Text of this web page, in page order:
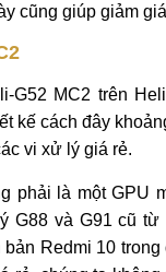
cũng giúp giảm
G52 MC2 trên
kế cách đây
vi xử lý giá rẻ.
phải là một GPU
G88 và G91 cũ từ
Redmi 10